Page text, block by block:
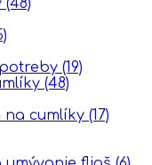
(19)
(48)
na cumlíky (17)